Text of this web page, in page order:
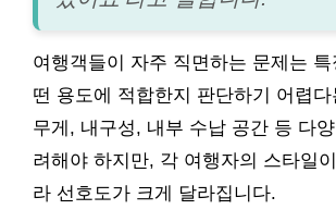
여행객들이 자주 직면하는 문제는 특
떤 용도에 적합한지 판단하기 어렵
무게, 내구성, 내부 수납 공간 등 다
려해야 하지만, 각 여행자의 스타일
라 선호도가 크게 달라집니다.